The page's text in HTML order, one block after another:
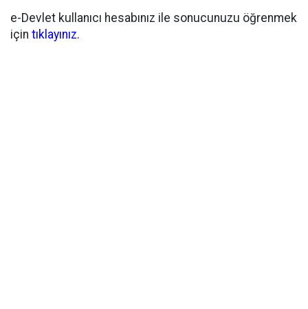
e-Devlet kullanıcı hesabınız ile sonucunuzu öğrenmek
için tıklayınız.